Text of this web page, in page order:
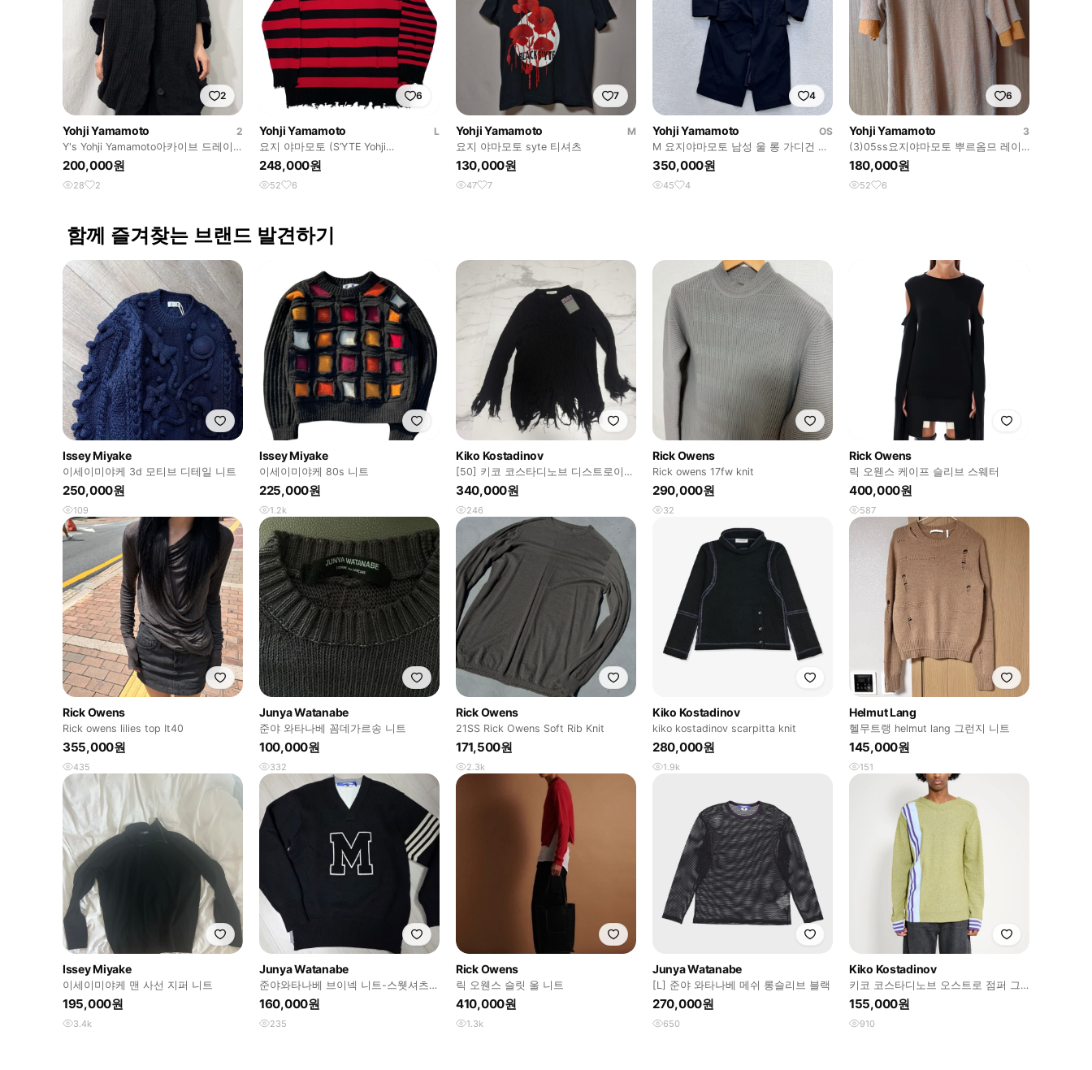
2
Yohji Yamamoto
2
Y's Yohji Yamamoto아카이브 드레이
프 골지 니트 가디건
200,000원
28 2
6
Yohji Yamamoto
L
요지 야마모토 (S’YTE Yohji
Yamamoto)
248,000원
52 6
7
Yohji Yamamoto
M
요지 야마모토 syte 티셔츠
130,000원
47 7
4
Yohji Yamamoto
OS
M 요지야마모토 남성 울 롱 가디건 자
켓 0714E
350,000원
45 4
6
Yohji Yamamoto
3
(3)05ss요지야마모토 뿌르옴므 레이
어드 메쉬 니트반팔
180,000원
52 6
함께 즐겨찾는 브랜드 발견하기
Issey Miyake
이세이미야케 3d 모티브 디테일 니트
250,000원
109
Issey Miyake
이세이미야케 80s 니트
225,000원
1.2k
Kiko Kostadinov
[50] 키코 코스타디노브 디스트로이드
니트
340,000원
246
Rick Owens
Rick owens 17fw knit
290,000원
32
Rick Owens
릭 오웬스 케이프 슬리브 스웨터
400,000원
587
Rick Owens
Rick owens lilies top It40
355,000원
435
Junya Watanabe
준야 와타나베 꼼데가르송 니트
100,000원
332
Rick Owens
21SS Rick Owens Soft Rib Knit
171,500원
2.3k
Kiko Kostadinov
kiko kostadinov scarpitta knit
280,000원
1.9k
Helmut Lang
헬무트랭 helmut lang 그런지 니트
145,000원
151
Issey Miyake
이세이미야케 맨 사선 지퍼 니트
195,000원
3.4k
Junya Watanabe
준야와타나베 브이넥 니트-스웻셔츠
M
160,000원
235
Rick Owens
릭 오웬스 슬릿 울 니트
410,000원
1.3k
Junya Watanabe
[L] 준야 와타나베 메쉬 롱슬리브 블랙
270,000원
650
Kiko Kostadinov
키코 코스타디노브 오스트로 점퍼 그
린
155,000원
910